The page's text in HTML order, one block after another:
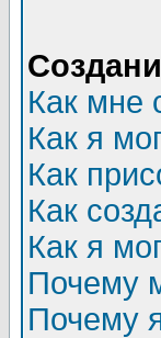
Как мне
Как я
Как
Как
Как я
Почему
Почему